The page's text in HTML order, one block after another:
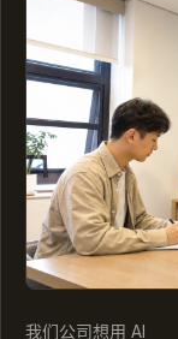
我们公司想用 AI